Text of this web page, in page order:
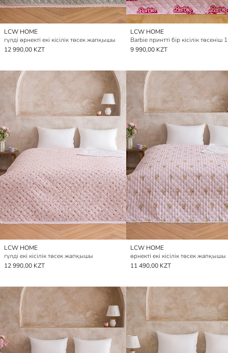
LCW HOME
гүлді өрнекті екі кісілік төсек жапқышы
12 990,00 KZT
LCW HOME
9 990,00 KZT
LCW HOME
гүлді екі кісілік төсек жапқышы
12 990,00 KZT
LCW HOME
өрнекті екі кісілік төсек жапқышы
11 490,00 KZT